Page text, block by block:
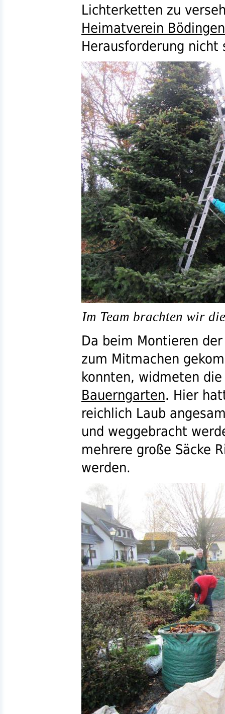
Lichterketten zu
Heimatverein Bödingen
Herausforderung nicht
Im Team brachten wir
Da beim Montieren
zum Mitmachen
konnten, widmeten
Bauerngarten. Hier
reichlich Laub
und weggebracht
mehrere große Säcke
werden.